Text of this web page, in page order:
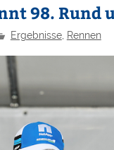
98. Rund
Ergebnisse, Rennen